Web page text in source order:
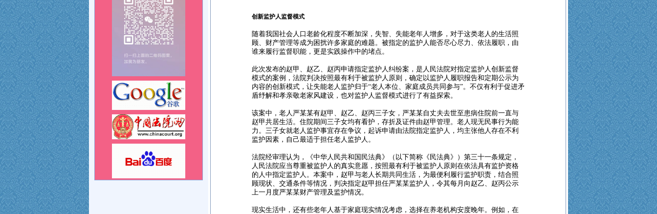
解决的同时把我推荐给您身边需要帮助的
朋友，谢谢！
服务热线： 17753181492 15964027812
执业机构：山东国曜琴岛律师事务所
地 址：济南市历下区山大路264号国曜律
乘车路线：可乘117、115、K56、137、
创新监护人监督模式
随着我国社会人口老龄化程度不断加深，失智、失能老年人增多，对于这类老人的生活照
顾、财产管理等成为困扰许多家庭的难题。被指定的监护人能否尽心尽力、依法履职，由
谁来履行监督职能，更是实践操作中的堵点。
此次发布的赵甲、赵乙、赵丙申请指定监护人纠纷案，是人民法院对指定监护人创新监督
模式的案例，法院判决按照最有利于被监护人原则，确定以监护人履职报告和定期公示为
内容的创新模式，让失能老人监护归于“老人本位、家庭成员共同参与”。不仅有利于促进矛
盾纾解和孝亲敬老家风建设，也对监护人监督模式进行了有益探索。
该案中，老人严某某有赵甲、赵乙、赵丙三子女，严某某自丈夫去世至患病住院前一直与
赵甲共居生活。住院期间三子女均有看护，存折及证件由赵甲管理。老人现无民事行为能
力。三子女就老人监护事宜存在争议，起诉申请由法院指定监护人，均主张他人存在不利
监护因素，自己最适于担任老人监护人。
法院经审理认为，《中华人民共和国民法典》（以下简称《民法典》）第三十一条规定，
人民法院应当尊重被监护人的真实意愿，按照最有利于被监护人原则在依法具有监护资格
的人中指定监护人。本案中，赵甲与老人长期共同生活，为最便利履行监护职责，结合照
顾现状、交通条件等情况，判决指定赵甲担任严某某监护人，令其每月向赵乙、赵丙公示
上一月度严某某财产管理及监护情况。
现实生活中，还有些老年人基于家庭现实情况考虑，选择在养老机构安度晚年。例如，在